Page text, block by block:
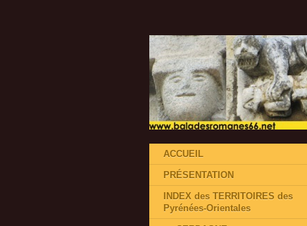
ACCUEIL
PRÉSENTATION
INDEX des TERRITOIRES des
Pyrénées-Orientales